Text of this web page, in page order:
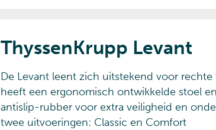
ThyssenKrupp Levant
De Levant leent zich uitstekend voor
heeft een ergonomisch ontwikkelde stoel
antislip-rubber voor extra veiligheid en
twee uitvoeringen: Classic en Comfort